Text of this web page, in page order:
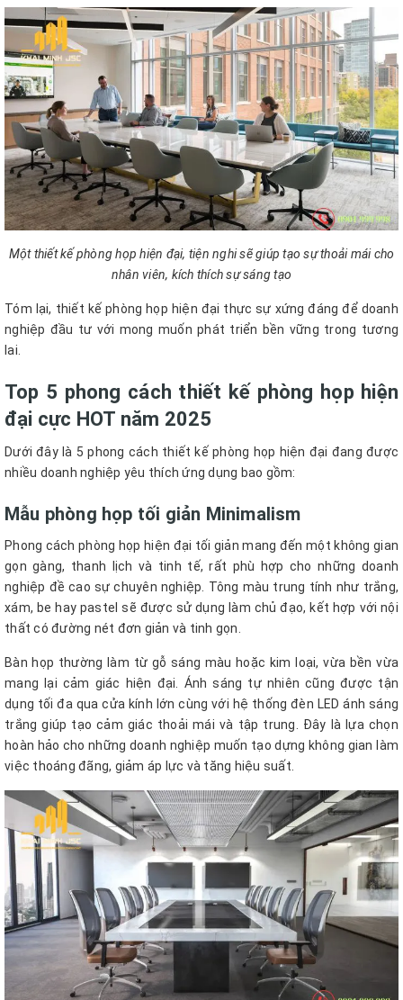
Một thiết kế phòng họp hiện đại, tiện nghi sẽ giúp tạo sự thoải mái cho
nhân viên, kích thích sự sáng tạo
Tóm lại, thiết kế phòng họp hiện đại thực sự xứng đáng để doanh
nghiệp đầu tư với mong muốn phát triển bền vững trong tương
lai.
Top 5 phong cách thiết kế phòng họp hiện
đại cực HOT năm 2025
Dưới đây là 5 phong cách thiết kế phòng họp hiện đại đang được
nhiều doanh nghiệp yêu thích ứng dụng bao gồm:
Mẫu phòng họp tối giản Minimalism
Phong cách phòng họp hiện đại tối giản mang đến một không gian
gọn gàng, thanh lịch và tinh tế, rất phù hợp cho những doanh
nghiệp đề cao sự chuyên nghiệp. Tông màu trung tính như trắng,
xám, be hay pastel sẽ được sử dụng làm chủ đạo, kết hợp với nội
thất có đường nét đơn giản và tinh gọn.
Bàn họp thường làm từ gỗ sáng màu hoặc kim loại, vừa bền vừa
mang lại cảm giác hiện đại. Ánh sáng tự nhiên cũng được tận
dụng tối đa qua cửa kính lớn cùng với hệ thống đèn LED ánh sáng
trắng giúp tạo cảm giác thoải mái và tập trung. Đây là lựa chọn
hoàn hảo cho những doanh nghiệp muốn tạo dựng không gian làm
việc thoáng đãng, giảm áp lực và tăng hiệu suất.